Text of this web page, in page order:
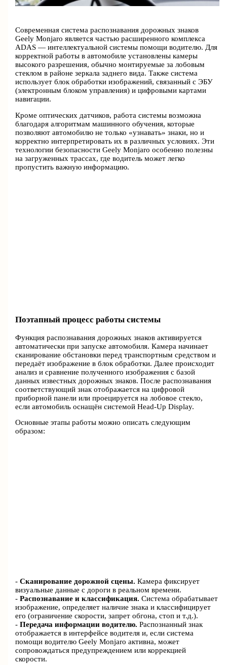
Современная система распознавания дорожных знаков
Geely Monjaro является частью расширенного комплекса
ADAS — интеллектуальной системы помощи водителю. Для
корректной работы в автомобиле установлены камеры
высокого разрешения, обычно монтируемые за лобовым
стеклом в районе зеркала заднего вида. Также система
использует блок обработки изображений, связанный с ЭБУ
(электронным блоком управления) и цифровыми картами
навигации.
Кроме оптических датчиков, работа системы возможна
благодаря алгоритмам машинного обучения, которые
позволяют автомобилю не только «узнавать» знаки, но и
корректно интерпретировать их в различных условиях. Эти
технологии безопасности Geely Monjaro особенно полезны
на загруженных трассах, где водитель может легко
пропустить важную информацию.
Поэтапный процесс работы системы
Функция распознавания дорожных знаков активируется
автоматически при запуске автомобиля. Камера начинает
сканирование обстановки перед транспортным средством и
передаёт изображение в блок обработки. Далее происходит
анализ и сравнение полученного изображения с базой
данных известных дорожных знаков. После распознавания
соответствующий знак отображается на цифровой
приборной панели или проецируется на лобовое стекло,
если автомобиль оснащён системой Head-Up Display.
Основные этапы работы можно описать следующим
образом:
-Сканирование дорожной сцены. Камера фиксирует
визуальные данные с дороги в реальном времени.
-Распознавание и классификация. Система обрабатывает
изображение, определяет наличие знака и классифицирует
его (ограничение скорости, запрет обгона, стоп и т.д.).
-Передача информации водителю. Распознанный знак
отображается в интерфейсе водителя и, если система
помощи водителю Geely Monjaro активна, может
сопровождаться предупреждением или коррекцией
скорости.